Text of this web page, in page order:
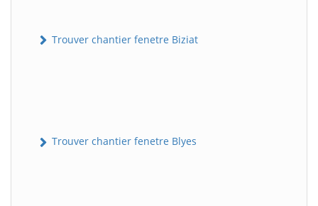
Trouver chantier fenetre Biziat
Trouver chantier fenetre Blyes